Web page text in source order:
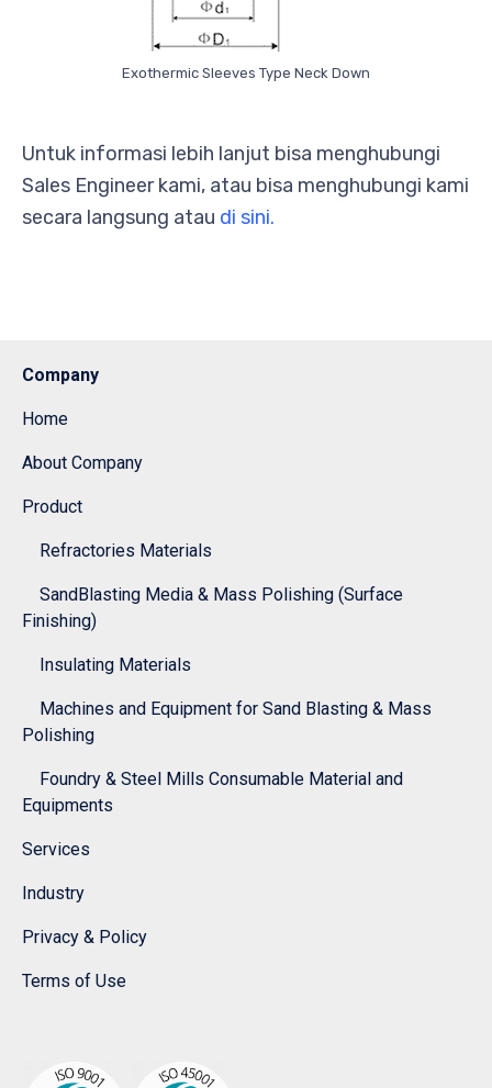
Exothermic Sleeves Type Neck Down
Untuk informasi lebih lanjut bisa menghubungi
Sales Engineer kami, atau bisa menghubungi kami
secara langsung atau di sini.
Company
Home
About Company
Product
Refractories Materials
SandBlasting Media & Mass Polishing (Surface
Finishing)
Insulating Materials
Machines and Equipment for Sand Blasting & Mass
Polishing
Foundry & Steel Mills Consumable Material and
Equipments
Services
Industry
Privacy & Policy
Terms of Use